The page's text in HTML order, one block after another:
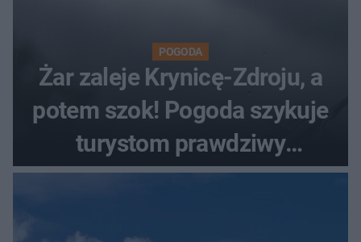
POGODA
Żar zaleje Krynicę-Zdroju, a
potem szok! Pogoda szykuje
turystom prawdziwy
rollercoaster